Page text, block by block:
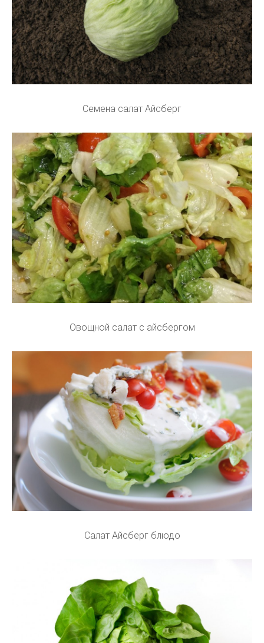
Семена салат Айсберг
Овощной салат с айсбергом
Салат Айсберг блюдо